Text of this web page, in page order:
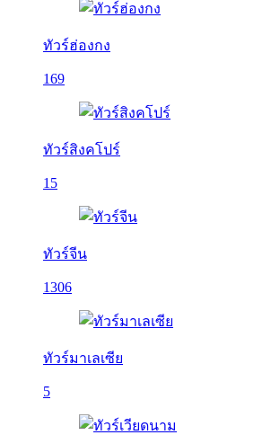
ทัวร์ฮ่องกง
169
ทัวร์สิงคโปร์
15
ทัวร์จีน
1306
ทัวร์มาเลเซีย
5